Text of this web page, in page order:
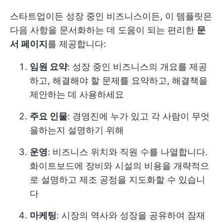
스타트업이든 성장 중인 비즈니스이든, 이 템플릿은
다음 사항을 문서화하는 데 도움이 되는 편리한 문
서 페이지 를 제공합니다:
임원 요약: 성장 중인 비즈니스의 개요를 제공
하고, 해결해야 할 문제를 요약하고, 해결책을
제안하는 데 사용하세요
주요 인물: 경영진에 누가 있고 각 사람이 무엇
을하는지 설명하기 위해
운영: 비즈니스 위치와 직원 수를 나열합니다.
화이트보드에 장비와 시설의 비용을 개략적으
로 설명하고 제조 공정을 지도화할 수 있습니
다
마케팅: 시장의 역사와 성장을 공유하여 잠재